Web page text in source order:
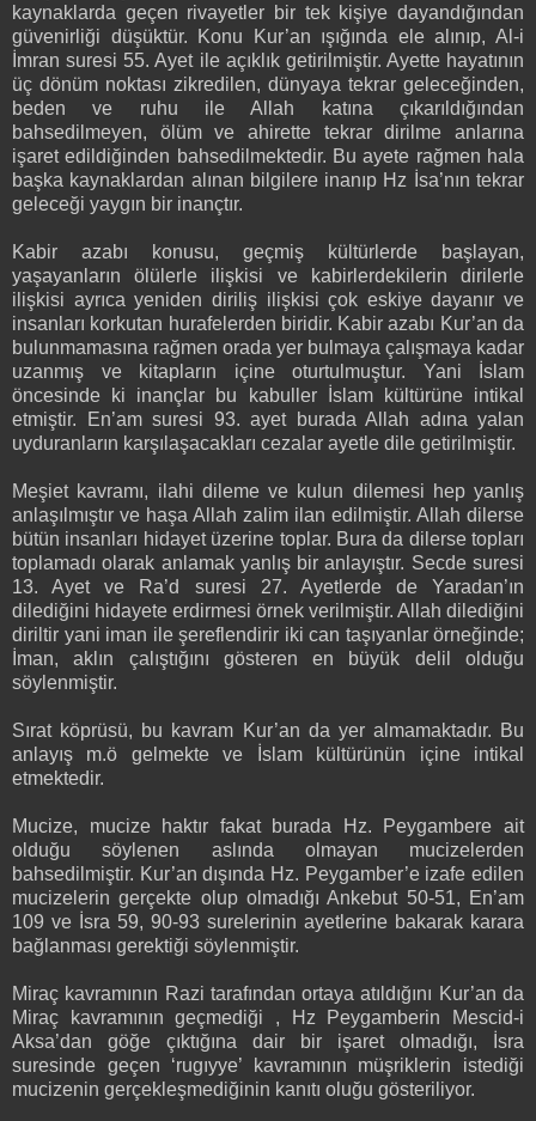
kaynaklarda geçen rivayetler bir tek kişiye dayandığından
güvenirliği düşüktür. Konu Kur’an ışığında ele alınıp, Al-i
İmran suresi 55. Ayet ile açıklık getirilmiştir. Ayette hayatının
üç dönüm noktası zikredilen, dünyaya tekrar geleceğinden,
beden ve ruhu ile Allah katına çıkarıldığından
bahsedilmeyen, ölüm ve ahirette tekrar dirilme anlarına
işaret edildiğinden bahsedilmektedir. Bu ayete rağmen hala
başka kaynaklardan alınan bilgilere inanıp Hz İsa’nın tekrar
geleceği yaygın bir inançtır.
Kabir azabı konusu, geçmiş kültürlerde başlayan,
yaşayanların ölülerle ilişkisi ve kabirlerdekilerin dirilerle
ilişkisi ayrıca yeniden diriliş ilişkisi çok eskiye dayanır ve
insanları korkutan hurafelerden biridir. Kabir azabı Kur’an da
bulunmamasına rağmen orada yer bulmaya çalışmaya kadar
uzanmış ve kitapların içine oturtulmuştur. Yani İslam
öncesinde ki inançlar bu kabuller İslam kültürüne intikal
etmiştir. En’am suresi 93. ayet burada Allah adına yalan
uyduranların karşılaşacakları cezalar ayetle dile getirilmiştir.
Meşiet kavramı, ilahi dileme ve kulun dilemesi hep yanlış
anlaşılmıştır ve haşa Allah zalim ilan edilmiştir. Allah dilerse
bütün insanları hidayet üzerine toplar. Bura da dilerse topları
toplamadı olarak anlamak yanlış bir anlayıştır. Secde suresi
13. Ayet ve Ra’d suresi 27. Ayetlerde de Yaradan’ın
dilediğini hidayete erdirmesi örnek verilmiştir. Allah dilediğini
diriltir yani iman ile şereflendirir iki can taşıyanlar örneğinde;
İman, aklın çalıştığını gösteren en büyük delil olduğu
söylenmiştir.
Sırat köprüsü, bu kavram Kur’an da yer almamaktadır. Bu
anlayış m.ö gelmekte ve İslam kültürünün içine intikal
etmektedir.
Mucize, mucize haktır fakat burada Hz. Peygambere ait
olduğu söylenen aslında olmayan mucizelerden
bahsedilmiştir. Kur’an dışında Hz. Peygamber’e izafe edilen
mucizelerin gerçekte olup olmadığı Ankebut 50-51, En’am
109 ve İsra 59, 90-93 surelerinin ayetlerine bakarak karara
bağlanması gerektiği söylenmiştir.
Miraç kavramının Razi tarafından ortaya atıldığını Kur’an da
Miraç kavramının geçmediği , Hz Peygamberin Mescid-i
Aksa’dan göğe çıktığına dair bir işaret olmadığı, İsra
suresinde geçen ‘rugıyye’ kavramının müşriklerin istediği
mucizenin gerçekleşmediğinin kanıtı oluğu gösteriliyor.